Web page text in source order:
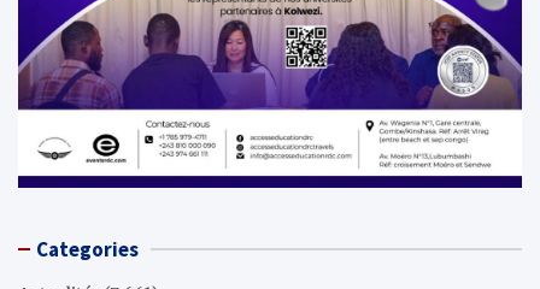
Categories